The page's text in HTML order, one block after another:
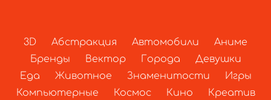
3D Абстракция Автомобили
Аниме
Бренды
Вектор Города
Девушки
Еда
Животное Знаменитости
Игры
Компьютерные
Космос Кино
Креатив